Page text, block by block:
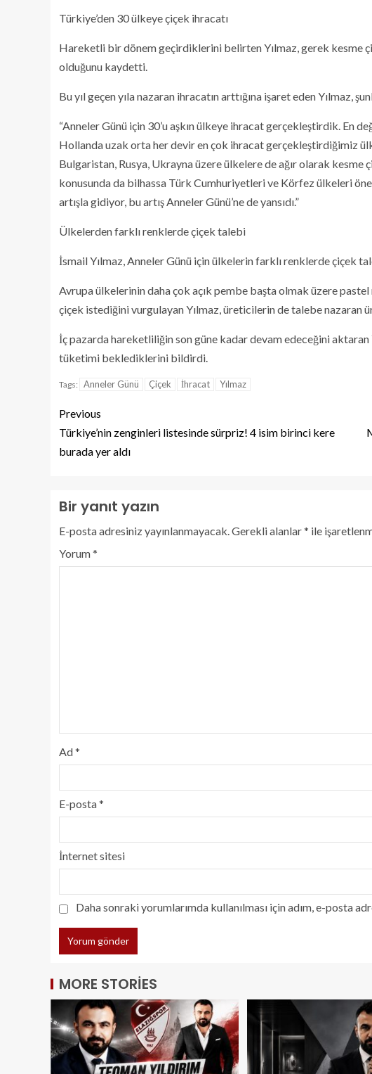
Türkiye’den 30 ülkeye çiçek ihracatı
Hareketli bir dönem geçirdiklerini belirten Yılmaz, gerek kesme
olduğunu kaydetti.
Bu yıl geçen yıla nazaran ihracatın arttığına işaret eden Yılmaz,
“Anneler Günü için 30’u aşkın ülkeye ihracat gerçekleştirdik. En
Hollanda uzak orta her devir en çok ihracat gerçekleştirdiğimiz
Bulgaristan, Rusya, Ukrayna üzere ülkelere de ağır olarak
konusunda da bilhassa Türk Cumhuriyetleri ve Körfez ülkeleri
artışla gidiyor, bu artış Anneler Günü’ne de yansıdı.”
Ülkelerden farklı renklerde çiçek talebi
İsmail Yılmaz, Anneler Günü için ülkelerin farklı renklerde çiçek
Avrupa ülkelerinin daha çok açık pembe başta olmak üzere
çiçek istediğini vurgulayan Yılmaz, üreticilerin de talebe nazaran
İç pazarda hareketliliğin son güne kadar devam edeceğini
tüketimi beklediklerini bildirdi.
Tags: Anneler Günü Çiçek İhracat Yılmaz
Previous
Türkiye’nin zenginleri listesinde sürpriz! 4 isim birinci kere
burada yer aldı
Bir yanıt yazın
E-posta adresiniz yayınlanmayacak.Gerekli alanlar* ile
Yorum*
Ad*
E-posta*
İnternet sitesi
Daha sonraki yorumlarımda kullanılması için adım, e-posta
MORE STORIES